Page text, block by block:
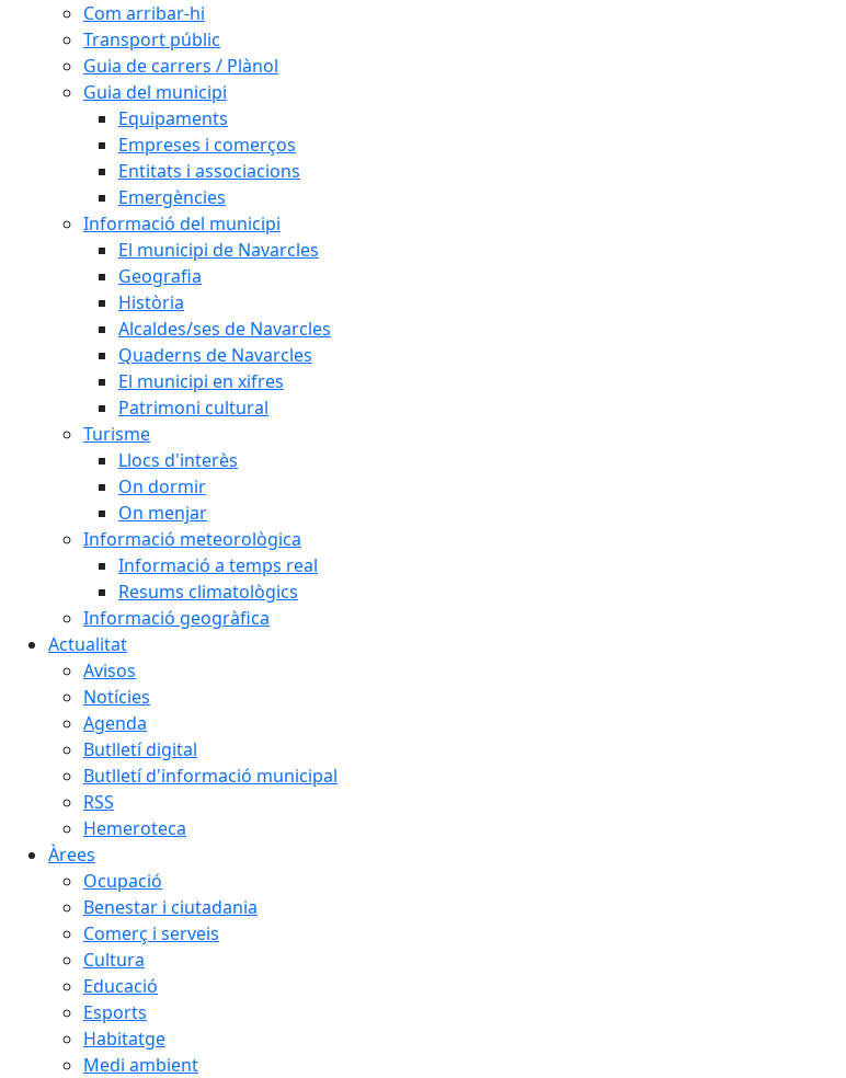
Com arribar-hi
Transport públic
Guia de carrers / Plànol
Guia del municipi
Equipaments
Empreses i comerços
Entitats i associacions
Emergències
Informació del municipi
El municipi de Navarcles
Geografia
Història
Alcaldes/ses de Navarcles
Quaderns de Navarcles
El municipi en xifres
Patrimoni cultural
Turisme
Llocs d'interès
On dormir
On menjar
Informació meteorològica
Informació a temps real
Resums climatològics
Informació geogràfica
Actualitat
Avisos
Notícies
Agenda
Butlletí digital
Butlletí d'informació municipal
RSS
Hemeroteca
Àrees
Ocupació
Benestar i ciutadania
Comerç i serveis
Cultura
Educació
Esports
Habitatge
Medi ambient